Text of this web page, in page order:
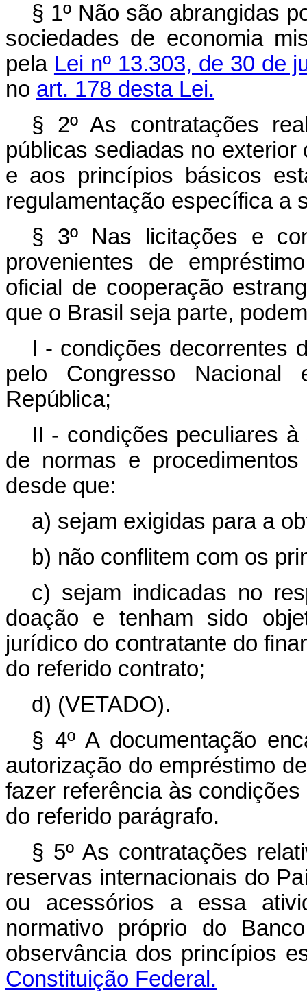
§ 1º Não são abrangidas
sociedades de economia
pela Lei nº 13.303, de 30 de
no art. 178 desta Lei.
§ 2º As contratações
públicas sediadas no
e aos princípios básicos
regulamentação específica a
§ 3º Nas licitações e
provenientes de
oficial de cooperação
que o Brasil seja parte,
I - condições decorrentes
pelo Congresso
República;
II - condições peculiares
de normas e
desde que:
a) sejam exigidas para a
b) não conflitem com os
c) sejam indicadas no
doação e tenham sido
jurídico do contratante do
do referido contrato;
d) (VETADO).
§ 4º A documentação
autorização do empréstimo
fazer referência às
do referido parágrafo.
§ 5º As contratações
reservas internacionais do
ou acessórios a essa
normativo próprio do
observância dos princípios
Constituição Federal.